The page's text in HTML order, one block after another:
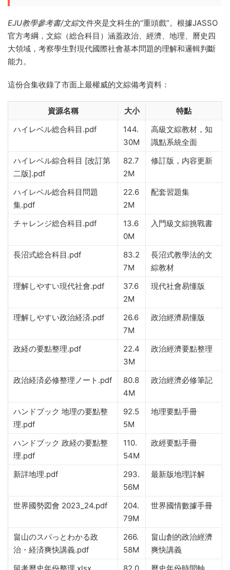
EJU教學參考書/文綜文件夾是文科生的“重頭戲”。根據JASSO
官方考綱，文綜（総合科目）涵蓋政治、經濟、地理、曆史四
大領域，考察學生對現代國際社會基本問題的理解和邏輯判斷
能力。
這份合集收錄了市面上最權威的文綜備考資料：
資源名稱 大小
特點
ハイレベル総合科目.pdf
144.
30M
高級文綜教材，知
識點系統全面
ハイレベル綜合科目 [改訂第
二版].pdf
82.7
2M
修訂版，内容更新
ハイレベル総合科目問題
集.pdf
22.6
2M
配套習題集
チャレンジ総合科目.pdf
13.6
0M
入門級文綜挑戰書
長沼式総合科目.pdf
83.2
7M
長沼式教學法的文
綜教材
理解しやすい現代社會.pdf
37.6
2M
現代社會易懂版
理解しやすい政治経済.pdf
26.6
7M
政治經濟易懂版
政経の要點整理.pdf
22.4
3M
政治經濟要點整理
政治経済必修整理ノート.pdf
80.8
4M
政治經濟必修筆記
ハンドブック 地理の要點整
理.pdf
92.5
5M
地理要點手冊
ハンドブック 政経の要點整
理.pdf
110.
54M
政經要點手冊
新詳地理.pdf
293.
56M
最新版地理詳解
世界國勢図會 2023_24.pdf
204.
79M
世界國情數據手冊
畠山のスパっとわかる政
治・経済爽快講義.pdf
266.
58M
畠山創的政治經濟
爽快講義